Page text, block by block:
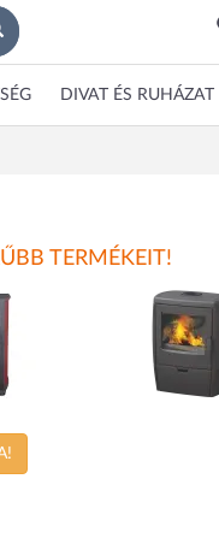
DIVAT ÉS RUHÁZAT
TERMÉKEIT!